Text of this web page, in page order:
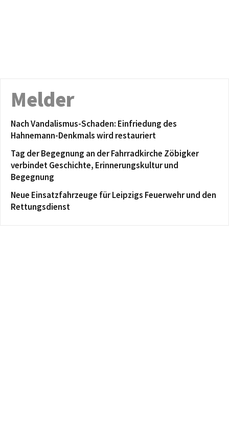
Melder
Nach Vandalismus-Schaden: Einfriedung des
Hahnemann-Denkmals wird restauriert
Tag der Begegnung an der Fahrradkirche Zöbigker
verbindet Geschichte, Erinnerungskultur und
Begegnung
Neue Einsatzfahrzeuge für Leipzigs Feuerwehr und den
Rettungsdienst